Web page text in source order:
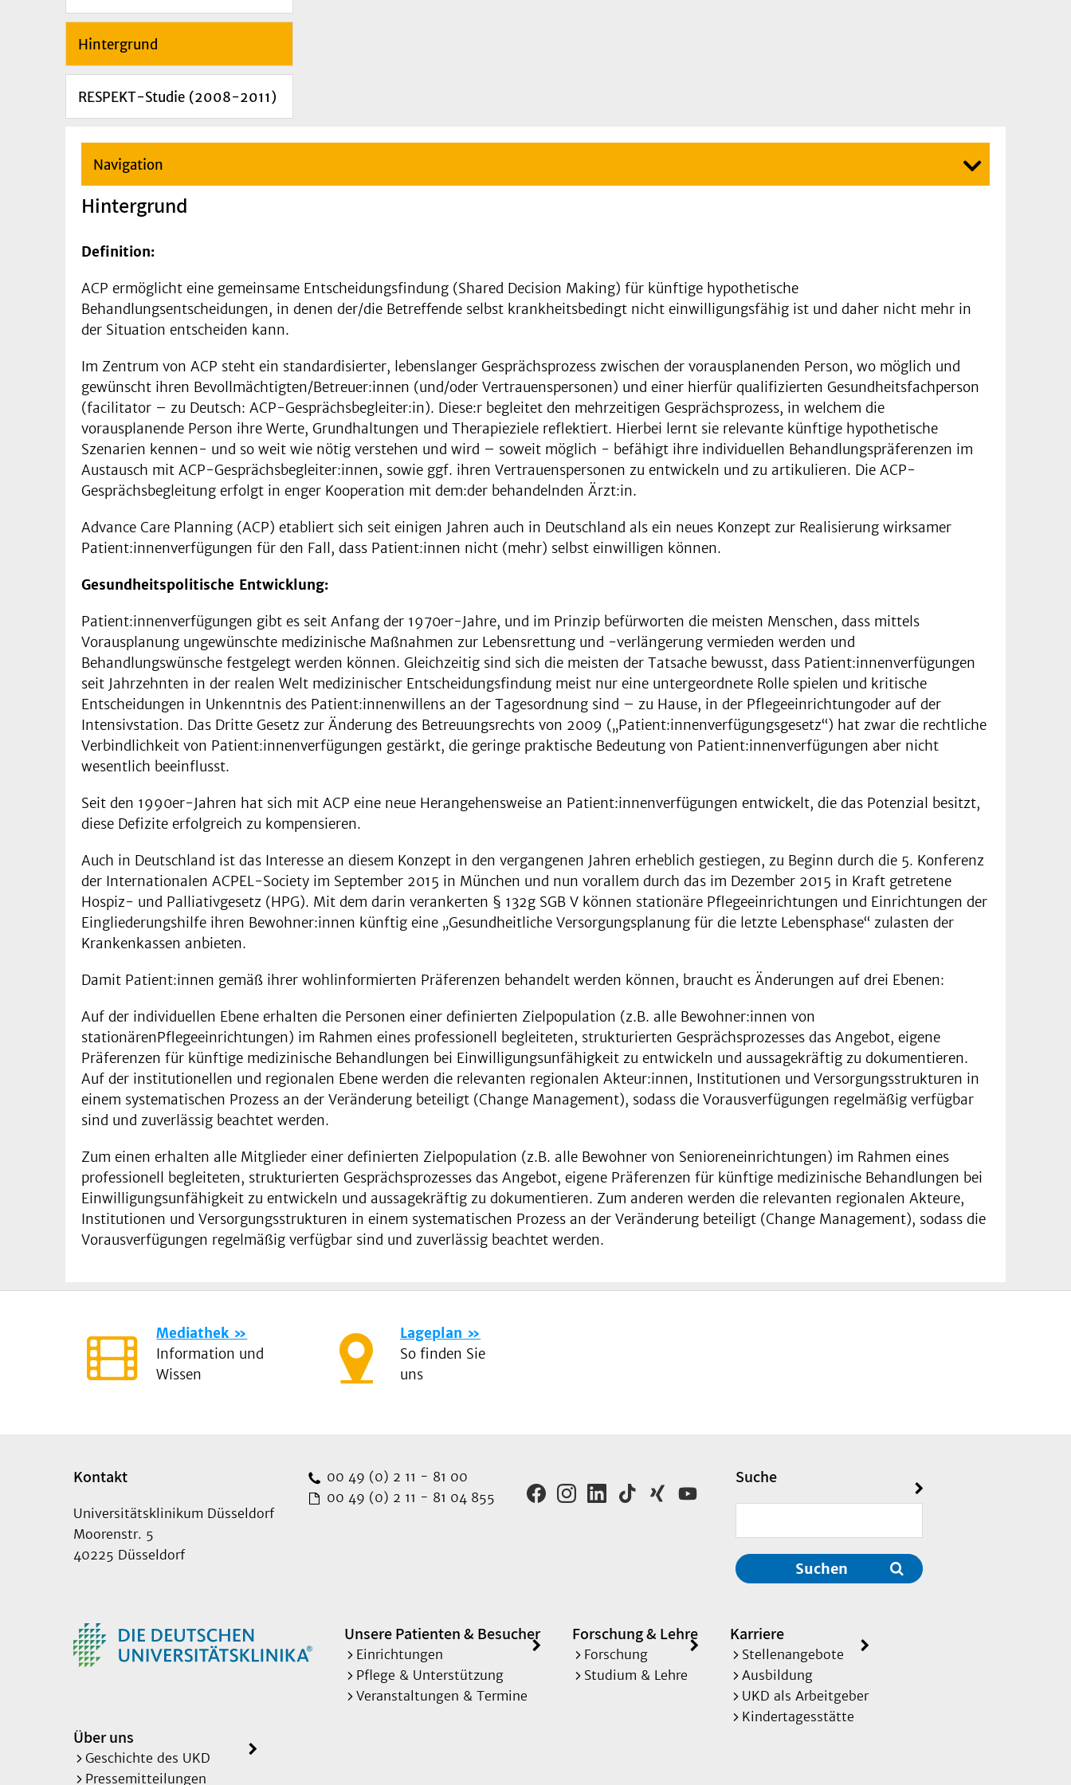
Hintergrund
RESPEKT-Studie (2008-2011)
Navigation
Hintergrund
Definition:
ACP ermöglicht eine gemeinsame Entscheidungsfindung (Shared Decision Making) für künftige hypothetische
Behandlungsentscheidungen, in denen der/die Betreffende selbst krankheitsbedingt nicht einwilligungsfähig ist und daher nicht mehr in
der Situation entscheiden kann.
Im Zentrum von ACP steht ein standardisierter, lebenslanger Gesprächsprozess zwischen der vorausplanenden Person, wo möglich und
gewünscht ihren Bevollmächtigten/Betreuer:innen (und/oder Vertrauenspersonen) und einer hierfür qualifizierten Gesundheitsfachperson
(facilitator – zu Deutsch: ACP-Gesprächsbegleiter:in). Diese:r begleitet den mehrzeitigen Gesprächsprozess, in welchem die
vorausplanende Person ihre Werte, Grundhaltungen und Therapieziele reflektiert. Hierbei lernt sie relevante künftige hypothetische
Szenarien kennen- und so weit wie nötig verstehen und wird – soweit möglich - befähigt ihre individuellen Behandlungspräferenzen im
Austausch mit ACP-Gesprächsbegleiter:innen, sowie ggf. ihren Vertrauenspersonen zu entwickeln und zu artikulieren. Die ACP-
Gesprächsbegleitung erfolgt in enger Kooperation mit dem:der behandelnden Ärzt:in.
Advance Care Planning (ACP) etabliert sich seit einigen Jahren auch in Deutschland als ein neues Konzept zur Realisierung wirksamer
Patient:innenverfügungen für den Fall, dass Patient:innen nicht (mehr) selbst einwilligen können.
Gesundheitspolitische Entwicklung:
Patient:innenverfügungen gibt es seit Anfang der 1970er-Jahre, und im Prinzip befürworten die meisten Menschen, dass mittels
Vorausplanung ungewünschte medizinische Maßnahmen zur Lebensrettung und -verlängerung vermieden werden und
Behandlungswünsche festgelegt werden können. Gleichzeitig sind sich die meisten der Tatsache bewusst, dass Patient:innenverfügungen
seit Jahrzehnten in der realen Welt medizinischer Entscheidungsfindung meist nur eine untergeordnete Rolle spielen und kritische
Entscheidungen in Unkenntnis des Patient:innenwillens an der Tagesordnung sind – zu Hause, in der Pflegeeinrichtungoder auf der
Intensivstation. Das Dritte Gesetz zur Änderung des Betreuungsrechts von 2009 („Patient:innenverfügungsgesetz“) hat zwar die rechtliche
Verbindlichkeit von Patient:innenverfügungen gestärkt, die geringe praktische Bedeutung von Patient:innenverfügungen aber nicht
wesentlich beeinflusst.
Seit den 1990er-Jahren hat sich mit ACP eine neue Herangehensweise an Patient:innenverfügungen entwickelt, die das Potenzial besitzt,
diese Defizite erfolgreich zu kompensieren.
Auch in Deutschland ist das Interesse an diesem Konzept in den vergangenen Jahren erheblich gestiegen, zu Beginn durch die 5. Konferenz
der Internationalen ACPEL-Society im September 2015 in München und nun vorallem durch das im Dezember 2015 in Kraft getretene
Hospiz- und Palliativgesetz (HPG). Mit dem darin verankerten § 132g SGB V können stationäre Pflegeeinrichtungen und Einrichtungen der
Eingliederungshilfe ihren Bewohner:innen künftig eine „Gesundheitliche Versorgungsplanung für die letzte Lebensphase“ zulasten der
Krankenkassen anbieten.
Damit Patient:innen gemäß ihrer wohlinformierten Präferenzen behandelt werden können, braucht es Änderungen auf drei Ebenen:
Auf der individuellen Ebene erhalten die Personen einer definierten Zielpopulation (z.B. alle Bewohner:innen von
stationärenPflegeeinrichtungen) im Rahmen eines professionell begleiteten, strukturierten Gesprächsprozesses das Angebot, eigene
Präferenzen für künftige medizinische Behandlungen bei Einwilligungsunfähigkeit zu entwickeln und aussagekräftig zu dokumentieren.
Auf der institutionellen und regionalen Ebene werden die relevanten regionalen Akteur:innen, Institutionen und Versorgungsstrukturen in
einem systematischen Prozess an der Veränderung beteiligt (Change Management), sodass die Vorausverfügungen regelmäßig verfügbar
sind und zuverlässig beachtet werden.
Zum einen erhalten alle Mitglieder einer definierten Zielpopulation (z.B. alle Bewohner von Senioreneinrichtungen) im Rahmen eines
professionell begleiteten, strukturierten Gesprächsprozesses das Angebot, eigene Präferenzen für künftige medizinische Behandlungen bei
Einwilligungsunfähigkeit zu entwickeln und aussagekräftig zu dokumentieren. Zum anderen werden die relevanten regionalen Akteure,
Institutionen und Versorgungsstrukturen in einem systematischen Prozess an der Veränderung beteiligt (Change Management), sodass die
Vorausverfügungen regelmäßig verfügbar sind und zuverlässig beachtet werden.
Mediathek
Information und
Wissen
Lageplan
So finden Sie
uns
Kontakt
Universitätsklinikum Düsseldorf
Moorenstr. 5
40225 Düsseldorf
00 49 (0) 2 11 - 81 00
00 49 (0) 2 11 - 81 04 855
Suche
Suchen
Unsere Patienten & Besucher
Einrichtungen
Pflege & Unterstützung
Veranstaltungen & Termine
Forschung & Lehre
Forschung
Studium & Lehre
Karriere
Stellenangebote
Ausbildung
UKD als Arbeitgeber
Kindertagesstätte
Über uns
Geschichte des UKD
Pressemitteilungen